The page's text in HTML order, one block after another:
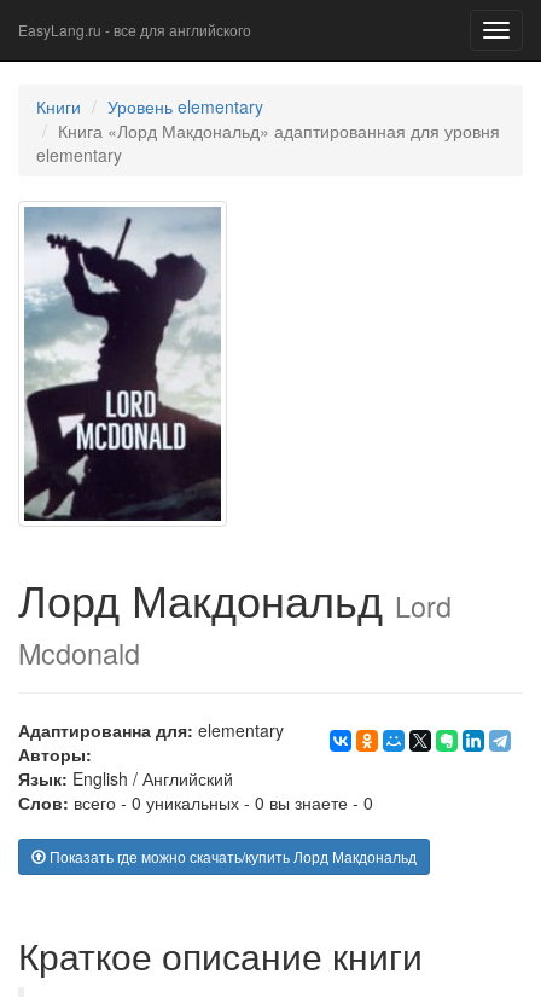
EasyLang.ru - все для английского
Книги
Уровень elementary
Книга «Лорд Макдональд» адаптированная для уровня
elementary
Лорд Макдональд Lord
Mcdonald
Адаптированна для: elementary
Авторы:
Язык: English / Английский
Слов: всего - 0 уникальных - 0 вы знаете - 0
Показать где можно скачать/купить Лорд Макдональд
Краткое описание книги